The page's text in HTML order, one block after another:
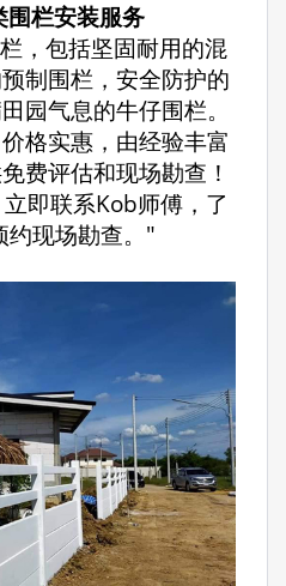
栏安装服务
，包括坚固耐用的混
制围栏，安全防护的
园气息的牛仔围栏。
格实惠，由经验丰富
费评估和现场勘查！
即联系Kob师傅，了
约现场勘查。"